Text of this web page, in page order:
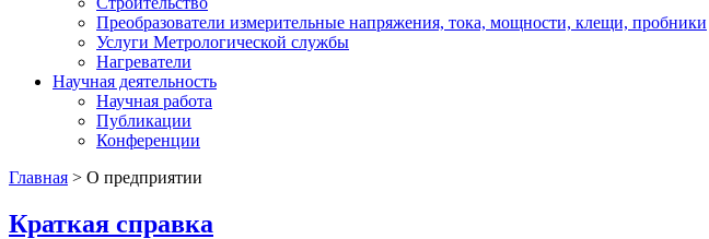
Преобразователи измерительные напряжения, тока, мощности, клещи, пробники
Услуги Метрологической службы
Нагреватели
Научная деятельность
Научная работа
Публикации
Конференции
Главная > О предприятии
Краткая справка